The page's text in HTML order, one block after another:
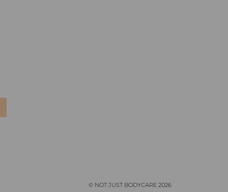
© NOT JUST BODYCARE 2026